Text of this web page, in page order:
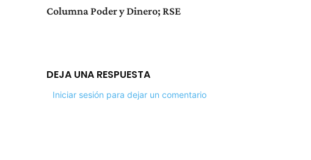
Columna Poder y Dinero; RSE
DEJA UNA RESPUESTA
Iniciar sesión para dejar un comentario